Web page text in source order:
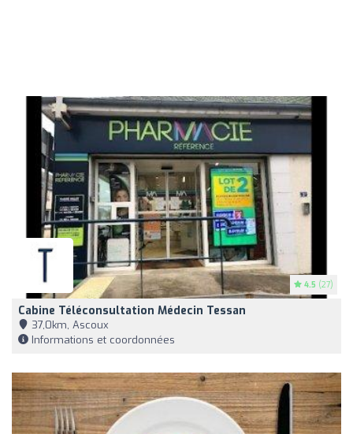
4.5 (27)
Cabine Téléconsultation Médecin Tessan
37,0km, Ascoux
Informations et coordonnées